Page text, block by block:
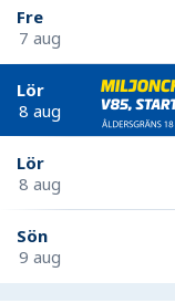
Fre
7 aug
Lör
8 aug
Lör
8 aug
Sön
9 aug